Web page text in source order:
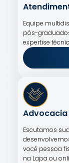
Equipe
pós-
expertise
Advocacia
Escutamos
você pessoa
na Lapa ou